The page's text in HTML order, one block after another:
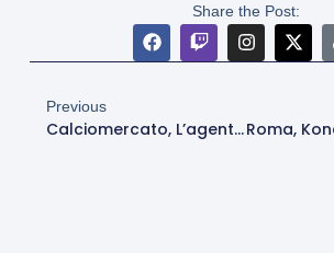
Share the Post:
Previous
Calciomercato, L’agente Di Svilar A Roma: Probabile Incontro Per Il Rinnovo